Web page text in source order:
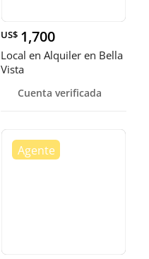
US$ 1,700
Local en Alquiler en Bella
Vista
Cuenta verificada